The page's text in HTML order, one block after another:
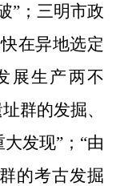
”；三明市政
在异地选定
展生产两不
群的发掘、
发现”；“由
的考古发掘